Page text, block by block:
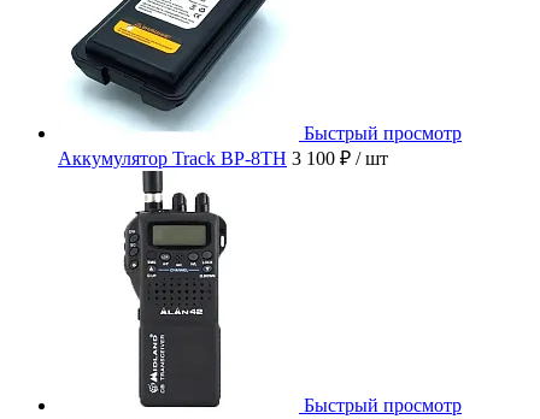
Быстрый просмотр
Аккумулятор Track BP-8TH 3 100 ₽ / шт
Быстрый просмотр